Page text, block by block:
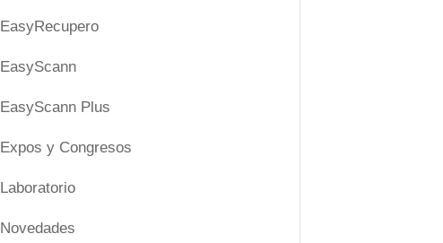
EasyRecupero
EasyScann
EasyScann Plus
Expos y Congresos
Laboratorio
Novedades